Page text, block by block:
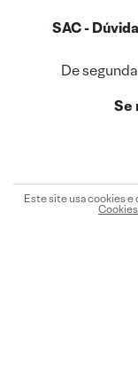
SAC -
De
Se
Este site usa cookies e
Cookies